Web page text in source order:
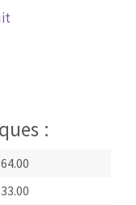
:
64.00
33.00